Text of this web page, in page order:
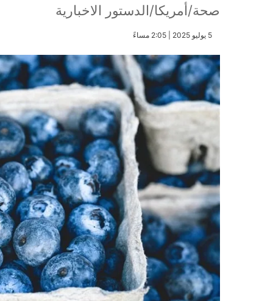
صحة/أمريكا/الدستور الاخبارية
​5 يوليو 2025 | 2:05 مساءً